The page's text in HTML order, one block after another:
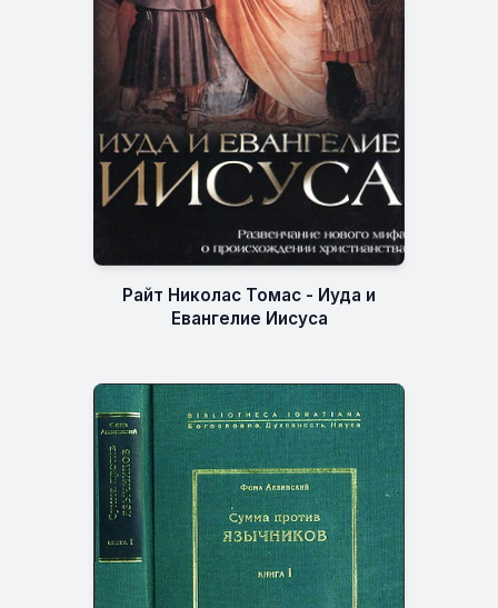
Райт Николас Томас - Иуда и
Евангелие Иисуса